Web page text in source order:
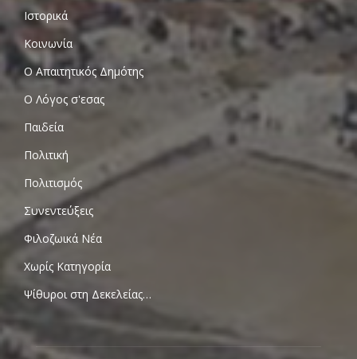
Ιστορικά
Κοινωνία
Ο Απαιτητικός Δημότης
Ο Λόγος σ'εσας
Παιδεία
Πολιτική
Πολιτισμός
Συνεντεύξεις
Φιλοζωικά Νέα
Χωρίς Κατηγορία
Ψίθυροι στη Δεκελείας…